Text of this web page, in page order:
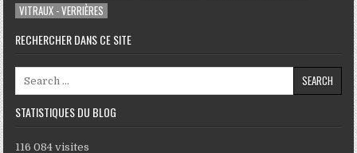
VITRAUX - VERRIÈRES
RECHERCHER DANS CE SITE
Search for:
STATISTIQUES DU BLOG
116 084 visites